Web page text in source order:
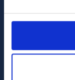
Igualdad y
Forever IAC
Medio